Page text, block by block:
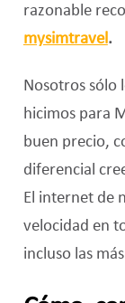
razonable
mysimtravel.
Nosotros sólo
hicimos para
buen precio,
diferencial
El internet de
velocidad en
incluso las